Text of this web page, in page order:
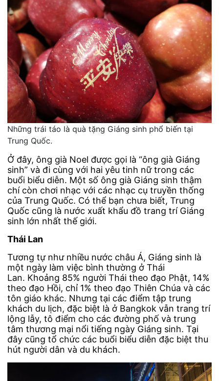
Những trái táo là quà tặng Giáng sinh phổ biến tại
Trung Quốc.
Ở đây, ông già Noel được gọi là “ông già Giáng
sinh” và đi cùng với hai yêu tinh nữ trong các
buổi biểu diễn. Một số ông già Giáng sinh thậm
chí còn chơi nhạc với các nhạc cụ truyền thống
của Trung Quốc. Có thể bạn chưa biết, Trung
Quốc cũng là nước xuất khẩu đồ trang trí Giáng
sinh lớn nhất thế giới.
Thái Lan
Tương tự như nhiều nước châu Á, Giáng sinh là
một ngày làm việc bình thường ở Thái
Lan. Khoảng 85% người Thái theo đạo Phật, 14%
theo đạo Hồi, chỉ 1% theo đạo Thiên Chúa và các
tôn giáo khác. Nhưng tại các điểm tập trung
khách du lịch, đặc biệt là ở Bangkok vẫn trang trí
lộng lẫy, tô điểm cho các đường phố và trung
tâm thương mại nổi tiếng ngày Giáng sinh. Tại
đây cũng tổ chức các buổi biểu diễn đặc biệt thu
hút người dân và du khách.